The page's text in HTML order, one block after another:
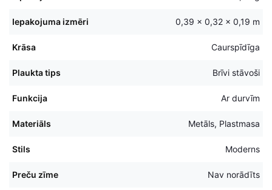
Iepakojuma izmēri 0,39 × 0,32 × 0,19 m
Krāsa Caurspīdīga
Plaukta tips Brīvi stāvoši
Funkcija Ar durvīm
Materiāls Metāls, Plastmasa
Stils Moderns
Preču zīme Nav norādīts